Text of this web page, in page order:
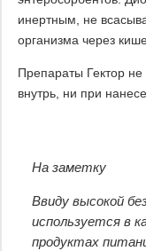
инертным, не
организма через
Препараты Гектор
внутрь, ни при
На заметку
Ввиду высокой
используется в
продуктах